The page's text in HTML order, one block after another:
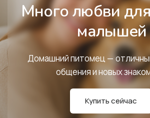
Много любви
малышей
Домашний питомец —
общения и новых
Купить сейчас